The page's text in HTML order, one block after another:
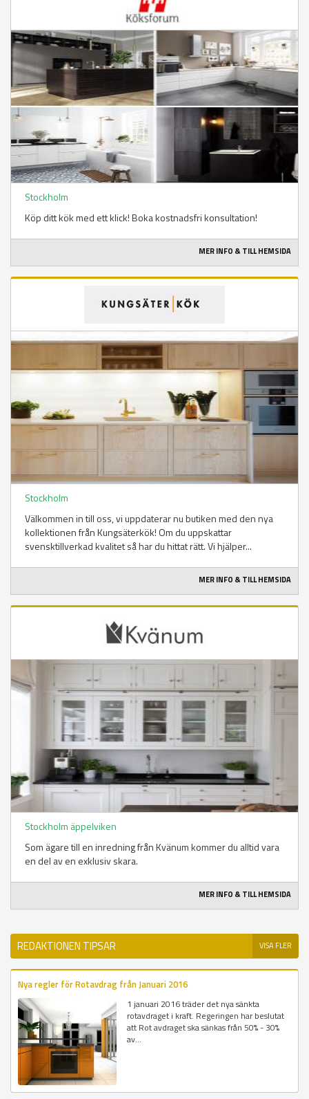
Stockholm
Köp ditt kök med ett klick! Boka kostnadsfri konsultation!
MER INFO & TILL HEMSIDA
Stockholm
Välkommen in till oss, vi uppdaterar nu butiken med den nya
kollektionen från Kungsäterkök! Om du uppskattar
svensktillverkad kvalitet så har du hittat rätt. Vi hjälper...
MER INFO & TILL HEMSIDA
Stockholm äppelviken
Som ägare till en inredning från Kvänum kommer du alltid vara
en del av en exklusiv skara.
MER INFO & TILL HEMSIDA
REDAKTIONEN TIPSAR VISA FLER
Nya regler för Rotavdrag från Januari 2016
1 januari 2016 träder det nya sänkta
rotavdraget i kraft. Regeringen har beslutat
att Rot avdraget ska sänkas från 50% - 30%
av...